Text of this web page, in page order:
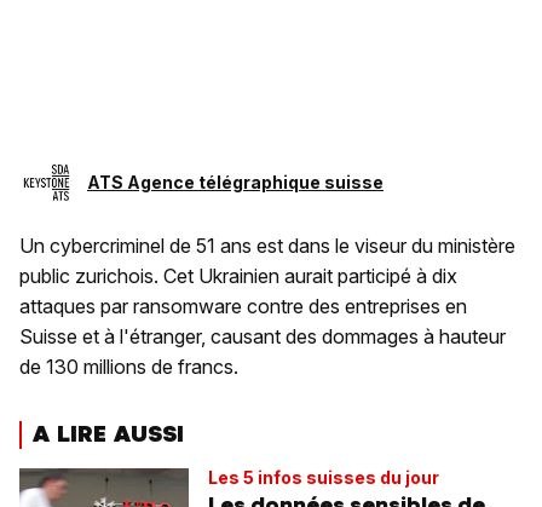
ATS Agence télégraphique suisse
Un cybercriminel de 51 ans est dans le viseur du ministère
public zurichois. Cet Ukrainien aurait participé à dix
attaques par ransomware contre des entreprises en
Suisse et à l'étranger, causant des dommages à hauteur
de 130 millions de francs.
A LIRE AUSSI
Les 5 infos suisses du jour